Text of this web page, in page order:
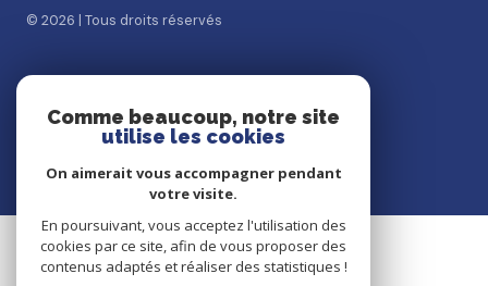
© 2026 | Tous droits réservés
Comme beaucoup, notre site
utilise les cookies
On aimerait vous accompagner pendant
votre visite.
En poursuivant, vous acceptez l'utilisation des
cookies par ce site, afin de vous proposer des
contenus adaptés et réaliser des statistiques !